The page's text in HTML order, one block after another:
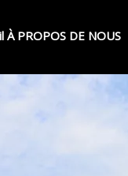
À PROPOS DE NOUS